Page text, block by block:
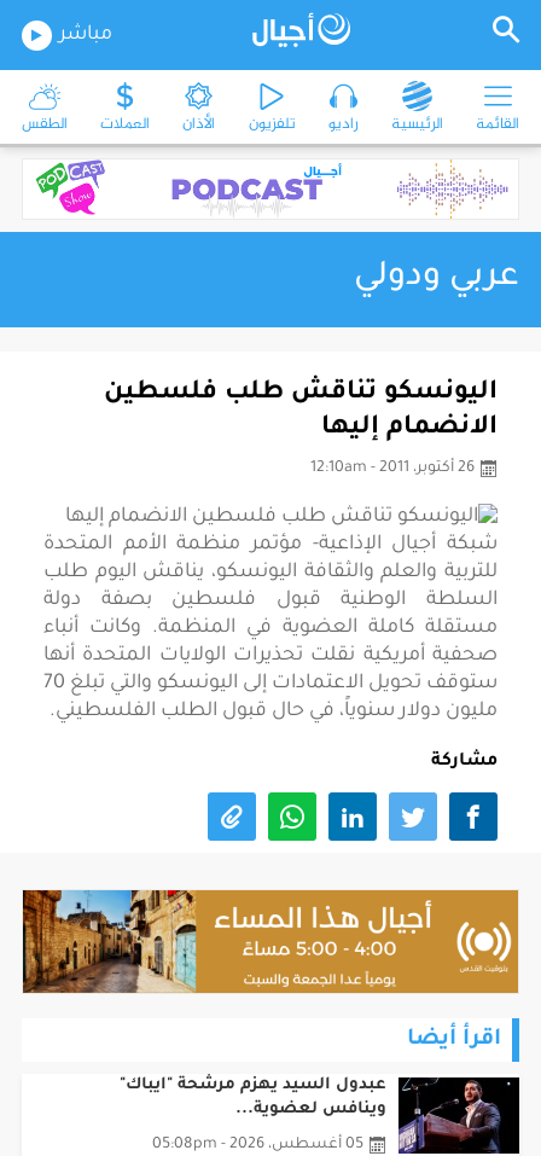
مباشر
القائمة الرئيسية راديو تلفزيون الأذان العملات الطقس
عربي ودولي
اليونسكو تناقش طلب فلسطين
الانضمام إليها
26 أكتوبر، 2011 - 12:10am
شبكة أجيال الإذاعية- مؤتمر منظمة الأمم المتحدة
للتربية والعلم والثقافة اليونسكو، يناقش اليوم طلب
السلطة الوطنية قبول فلسطين بصفة دولة
مستقلة كاملة العضوية في المنظمة. وكانت أنباء
صحفية أمريكية نقلت تحذيرات الولايات المتحدة أنها
ستوقف تحويل الاعتمادات إلى اليونسكو والتي تبلغ 70
مليون دولار سنوياً، في حال قبول الطلب الفلسطيني.
مشاركة
اقرأ أيضا
عبدول السيد يهزم مرشحة "ايباك"
وينافس لعضوية...
05 أغسطس، 2026 - 05:08pm